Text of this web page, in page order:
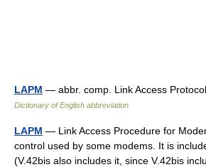
LAPM — abbr. comp. Link Access
Dictionary of English abbreviation
LAPM — Link Access Procedure for
control used by some modems. It is
(V.42bis also includes it, since V.42bis